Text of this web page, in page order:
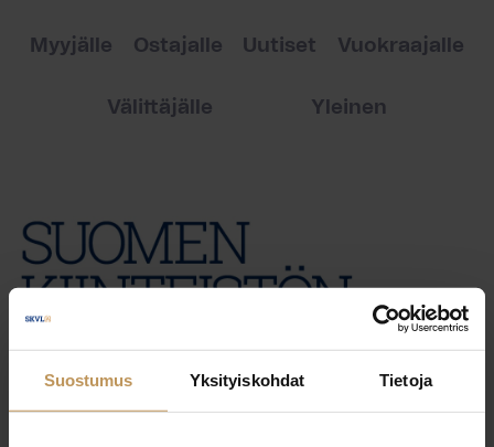
Suostumus Yksityiskohdat Tietoja
Myyjälle Ostajalle Uutiset Vuokraajalle
Välittäjälle Yleinen